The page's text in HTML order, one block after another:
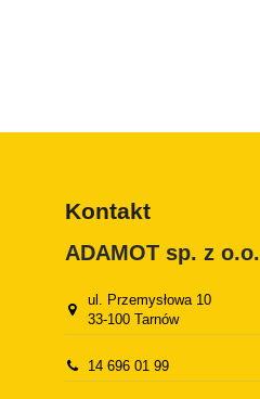
Kontakt
ADAMOT sp. z o.o.
ul. Przemysłowa 10
33-100 Tarnów
14 696 01 99